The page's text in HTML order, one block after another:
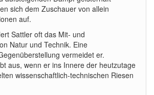
sich dem Zuschauer von allein
auf.
Sattler oft das Mit- und
Natur und Technik. Eine
vermeidet er.
aus, wenn er ins Innere der heutzutage
wissenschaftlich-technischen Riesen